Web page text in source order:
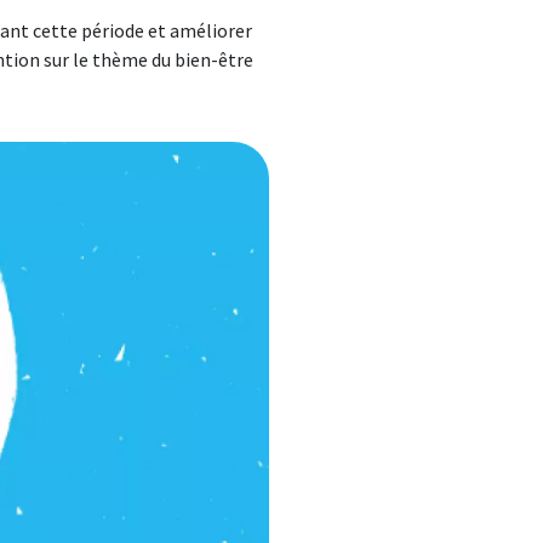
cette période et améliorer
sur le thème du bien-être